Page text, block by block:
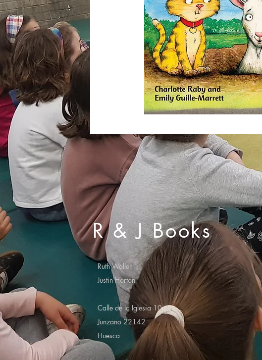
R & J Books
Ruth Waller
Justin Horton
Calle de la Iglesia 10
Junzano 22142
Huesca